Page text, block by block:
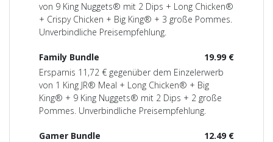
von 9 King Nuggets® mit 2 Dips + Long Chicken®
+ Crispy Chicken + Big King® + 3 große Pommes.
Unverbindliche Preisempfehlung.
19.99 €
Family Bundle
Ersparnis 11,72 € gegenüber dem Einzelerwerb
von 1 King JR® Meal + Long Chicken® + Big
King® + 9 King Nuggets® mit 2 Dips + 2 große
Pommes. Unverbindliche Preisempfehlung.
12.49 €
Gamer Bundle